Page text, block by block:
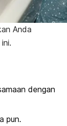
Anda
dengan
pun.